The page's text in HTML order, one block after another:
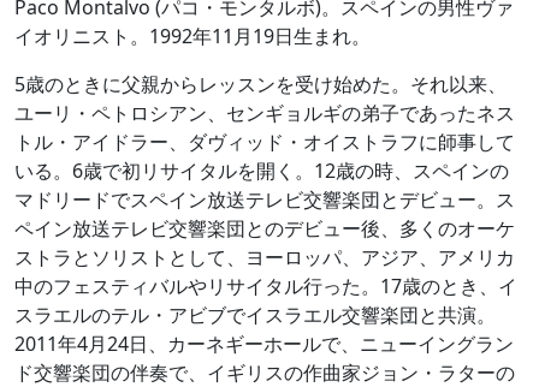
Paco Montalvo (パコ・モンタルボ)。スペインの男性ヴァ
イオリニスト。1992年11月19日生まれ。
5歳のときに父親からレッスンを受け始めた。それ以来、
ユーリ・ペトロシアン、センギョルギの弟子であったネス
トル・アイドラー、ダヴィッド・オイストラフに師事して
いる。6歳で初リサイタルを開く。12歳の時、スペインの
マドリードでスペイン放送テレビ交響楽団とデビュー。ス
ペイン放送テレビ交響楽団とのデビュー後、多くのオーケ
ストラとソリストとして、ヨーロッパ、アジア、アメリカ
中のフェスティバルやリサイタル行った。17歳のとき、イ
スラエルのテル・アビブでイスラエル交響楽団と共演。
2011年4月24日、カーネギーホールで、ニューイングラン
ド交響楽団の伴奏で、イギリスの作曲家ジョン・ラターの